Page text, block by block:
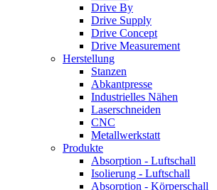
Drive By
Drive Supply
Drive Concept
Drive Measurement
Herstellung
Stanzen
Abkantpresse
Industrielles Nähen
Laserschneiden
CNC
Metallwerkstatt
Produkte
Absorption - Luftschall
Isolierung - Luftschall
Absorption - Körperschall